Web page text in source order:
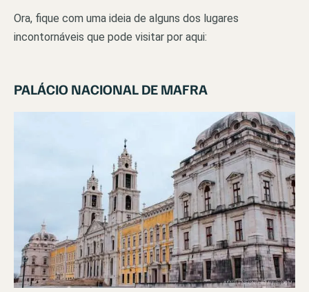
Ora, fique com uma ideia de alguns dos lugares
incontornáveis que pode visitar por aqui:
PALÁCIO NACIONAL DE MAFRA